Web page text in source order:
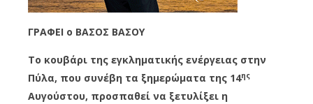
ΓΡΑΦΕΙ ο ΒΑΣΟΣ ΒΑΣΟΥ
Το κουβάρι της εγκληματικής ενέργειας στην
Πύλα, που συνέβη τα ξημερώματα της 14ης
Αυγούστου, προσπαθεί να ξετυλίξει η